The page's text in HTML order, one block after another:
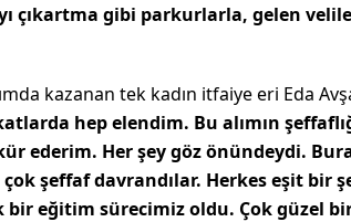
çıkartma gibi parkurlarla, gelen
kazanan tek kadın itfaiye eri Eda
hep elendim. Bu alımın
ederim. Her şey göz önündeydi.
şeffaf davrandılar. Herkes eşit bir
bir eğitim sürecimiz oldu. Çok güzel